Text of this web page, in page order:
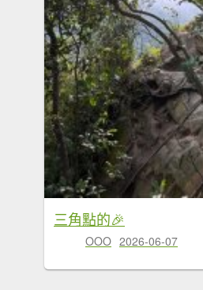
三角點的🎉
OOO 2026-06-07